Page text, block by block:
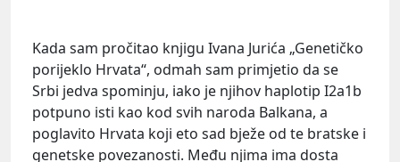
Kada sam pročitao knjigu Ivana Jurića „Genetičko
porijeklo Hrvata“, odmah sam primjetio da se
Srbi jedva spominju, iako je njihov haplotip I2a1b
potpuno isti kao kod svih naroda Balkana, a
poglavito Hrvata koji eto sad bježe od te bratske i
genetske povezanosti. Među njima ima dosta